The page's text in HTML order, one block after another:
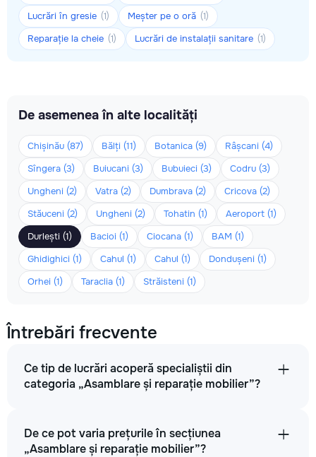
Lucrări în gresie (1) Meșter pe o oră (1)
Reparație la cheie (1) Lucrări de instalații sanitare (1)
De asemenea în alte localități
Chișinău (87) Bălți (11) Botanica (9)
Râșcani (4)
Sîngera (3)
Buiucani (3) Bubuieci (3)
Codru (3)
Ungheni (2)
Vatra (2) Dumbrava (2)
Cricova (2)
Stăuceni (2)
Ungheni (2) Tohatin (1)
Aeroport (1)
Durlești (1)
Bacioi (1) Ciocana (1)
BAM (1)
Ghidighici (1)
Cahul (1) Cahul (1)
Dondușeni (1)
Orhei (1)
Taraclia (1) Străisteni (1)
Întrebări frecvente
Ce tip de lucrări acoperă specialiștii din
categoria „Asamblare și reparație mobilier”?
De ce pot varia prețurile în secțiunea
„Asamblare și reparație mobilier”?